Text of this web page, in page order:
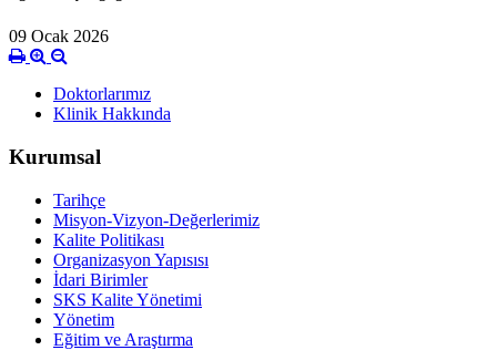
09 Ocak 2026
Doktorlarımız
Klinik Hakkında
Kurumsal
Tarihçe
Misyon-Vizyon-Değerlerimiz
Kalite Politikası
Organizasyon Yapısısı
İdari Birimler
SKS Kalite Yönetimi
Yönetim
Eğitim ve Araştırma